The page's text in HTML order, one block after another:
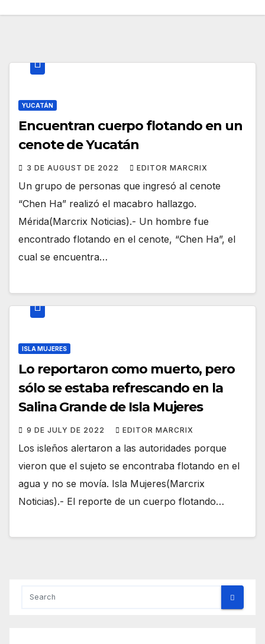
YUCATÁN
Encuentran cuerpo flotando en un
cenote de Yucatán
3 DE AUGUST DE 2022 EDITOR MARCRIX
Un grupo de personas que ingresó al cenote
“Chen Ha” realizó el macabro hallazgo.
Mérida(Marcrix Noticias).- Un hombre fue
encontrado flotando en el cenote, “Chen Ha”, el
cual se encuentra…
ISLA MUJERES
Lo reportaron como muerto, pero
sólo se estaba refrescando en la
Salina Grande de Isla Mujeres
9 DE JULY DE 2022 EDITOR MARCRIX
Los isleños alertaron a las autoridades porque
vieron que el sujeto se encontraba flotando en el
agua y no se movía. Isla Mujeres(Marcrix
Noticias).- El reporte de un cuerpo flotando…